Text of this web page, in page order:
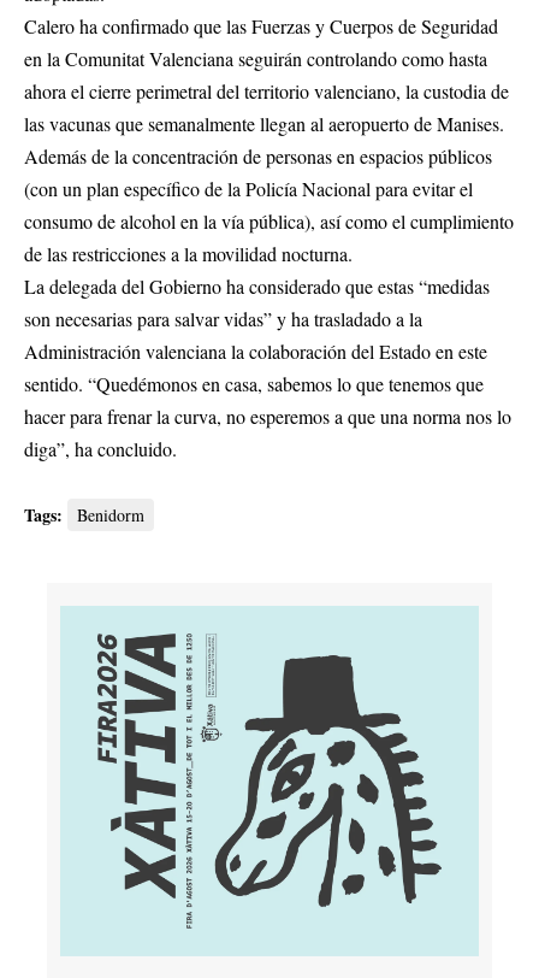
Calero ha confirmado que las Fuerzas y Cuerpos de Seguridad
en la Comunitat Valenciana seguirán controlando como hasta
ahora el cierre perimetral del territorio valenciano, la custodia de
las vacunas que semanalmente llegan al aeropuerto de Manises.
Además de la concentración de personas en espacios públicos
(con un plan específico de la Policía Nacional para evitar el
consumo de alcohol en la vía pública), así como el cumplimiento
de las restricciones a la movilidad nocturna.
La delegada del Gobierno ha considerado que estas “medidas
son necesarias para salvar vidas” y ha trasladado a la
Administración valenciana la colaboración del Estado en este
sentido. “Quedémonos en casa, sabemos lo que tenemos que
hacer para frenar la curva, no esperemos a que una norma nos lo
diga”, ha concluido.
Tags: Benidorm